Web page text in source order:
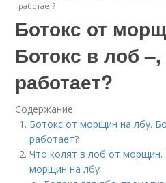
работает?
Ботокс от
Ботокс в лоб –,
работает?
Содержание
Ботокс от морщин на лбу.
работает?
Что колят в лоб от морщин.
морщин на лбу